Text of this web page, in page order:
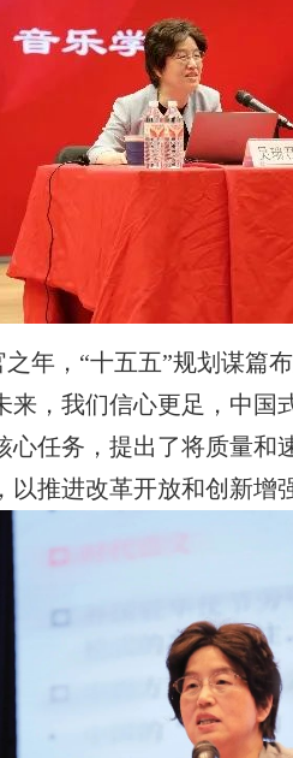
年，“十五五”规划谋篇
，我们信心更足，中
任务，提出了将质量和
推进改革开放和创新增